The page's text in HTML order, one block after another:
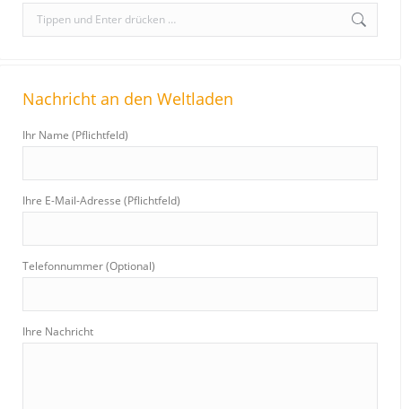
e
c
:
Nachricht an den Weltladen
Ihr Name (Pflichtfeld)
Ihre E-Mail-Adresse (Pflichtfeld)
Telefonnummer (Optional)
Ihre Nachricht